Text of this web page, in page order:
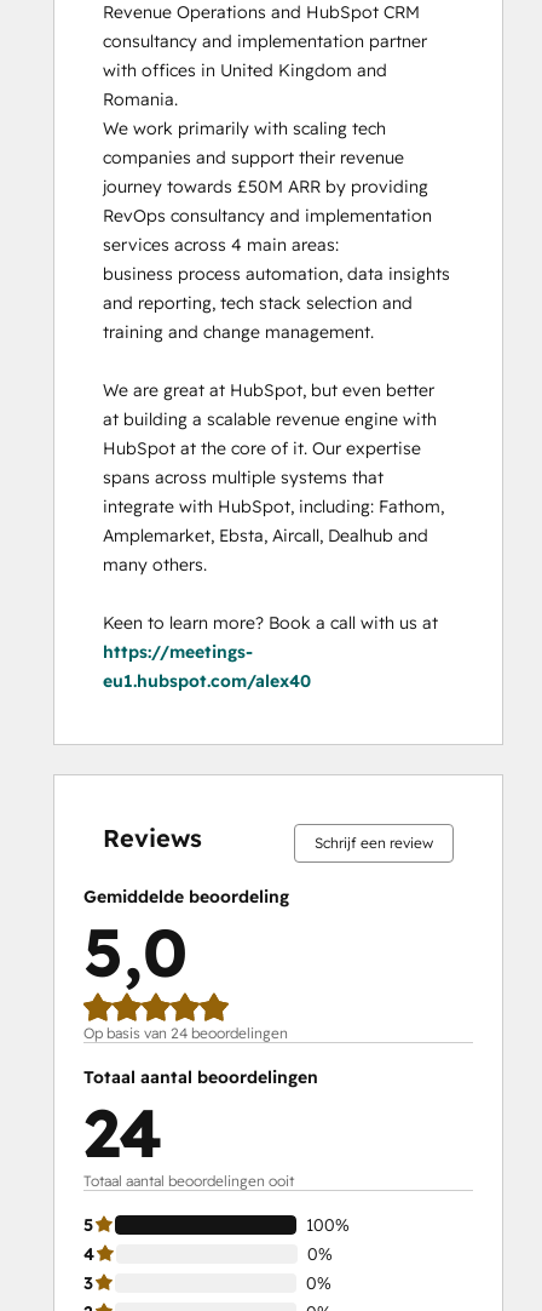
Revenue Operations and HubSpot CRM
consultancy and implementation partner
with offices in United Kingdom and
Romania.
We work primarily with scaling tech
companies and support their revenue
journey towards £50M ARR by providing
RevOps consultancy and implementation
services across 4 main areas:
business process automation, data insights
and reporting, tech stack selection and
training and change management.
We are great at HubSpot, but even better
at building a scalable revenue engine with
HubSpot at the core of it. Our expertise
spans across multiple systems that
integrate with HubSpot, including: Fathom,
Amplemarket, Ebsta, Aircall, Dealhub and
many others.
https://meetings-
eu1.hubspot.com/alex40
Reviews Schrijf een review
Gemiddelde beoordeling
5,0
Op basis van 24 beoordelingen
Totaal aantal beoordelingen
24
Totaal aantal beoordelingen ooit
5
100%
4
0%
3
0%